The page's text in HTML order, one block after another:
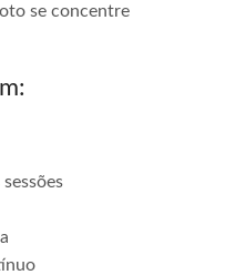
se concentre